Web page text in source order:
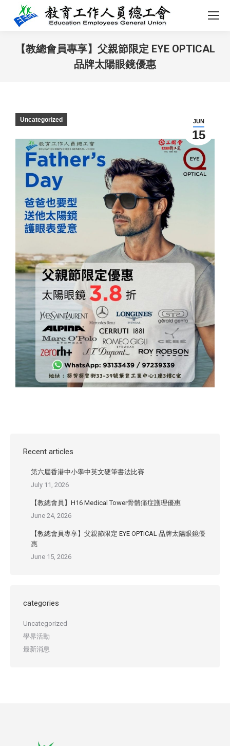
【教總會員專享】父親節限定 EYE OPTICAL
品牌太陽眼鏡優惠
JUN
15
Uncategorized
Recent articles
第六屆香港中小學中英文硬筆書法比賽
July 11, 2026
【教總會員】H16 Medical Tower骨骼痛症護理優惠
June 24, 2026
【教總會員專享】父親節限定 EYE OPTICAL 品牌太陽眼鏡優
惠
June 15, 2026
categories
Uncategorized
學界活動
最新消息